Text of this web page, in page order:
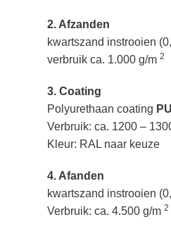
2. Afzanden
kwartszand instrooien
verbruik ca. 1.000 g/m 2
3. Coating
Polyurethaan coating
Verbruik: ca. 1200 –
Kleur: RAL naar keuze
4. Afanden
kwartszand instrooien
Verbruik: ca. 4.500 g/m 2